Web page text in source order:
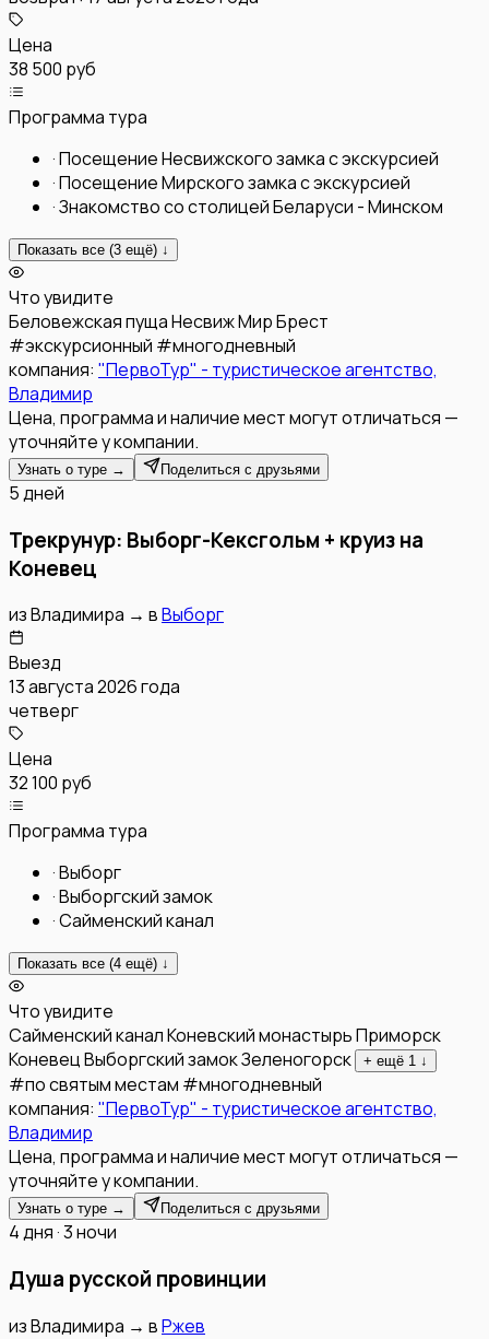
Цена
38 500 руб
Программа тура
·Посещение Несвижского замка с экскурсией
·Посещение Мирского замка с экскурсией
·Знакомство со столицей Беларуси - Минском
Показать все (3 ещё) ↓
Что увидите
Беловежская пущаНесвижМирБрест
#экскурсионный #многодневный
компания: "ПервоТур" - туристическое агентство,
Владимир
Цена, программа и наличие мест могут отличаться —
уточняйте у компании.
Узнать о туре → Поделиться с друзьями
5 дней
Трекрунур: Выборг-Кексгольм + круиз на
Коневец
изВладимира → вВыборг
Выезд
13 августа 2026 года
четверг
Цена
32 100 руб
Программа тура
·Выборг
·Выборгский замок
·Сайменский канал
Показать все (4 ещё) ↓
Что увидите
Сайменский каналКоневский монастырьПриморск
КоневецВыборгский замокЗеленогорск + ещё 1 ↓
#по святым местам #многодневный
компания: "ПервоТур" - туристическое агентство,
Владимир
Цена, программа и наличие мест могут отличаться —
уточняйте у компании.
Узнать о туре → Поделиться с друзьями
4 дня · 3 ночи
Душа русской провинции
изВладимира → вРжев